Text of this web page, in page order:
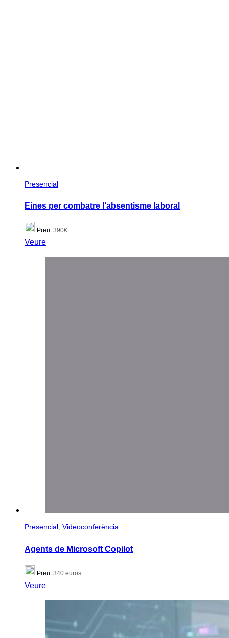
Presencial
Eines per combatre l’absentisme laboral
Preu: 390€
Veure
Presencial, Videoconferència
Agents de Microsoft Copilot
Preu: 340 euros
Veure